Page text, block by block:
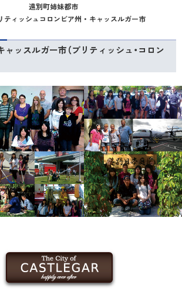
遠別町姉妹都市
ティッシュコロンビア州 ・ キャッスルガー市
ャッスルガー市（ブリティッシュ・コロン